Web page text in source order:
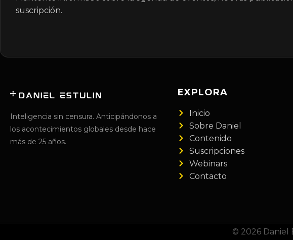
suscripción.
Inteligencia sin censura. Anticipándonos a
los acontecimientos globales desde hace
más de 25 años.
EXPLORA
Inicio
Sobre Daniel
Contenido
Suscripciones
Webinars
Contacto
© 2026 Daniel